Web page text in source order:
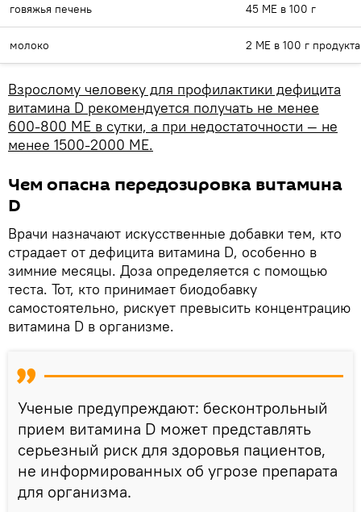
говяжья печень 45 МЕ в 100 г
молоко 2 МЕ в 100 г продукта
Взрослому человеку для профилактики дефицита
витамина D рекомендуется получать не менее
600-800 МЕ в сутки, а при недостаточности — не
менее 1500-2000 МЕ.
Чем опасна передозировка витамина
D
Врачи назначают искусственные добавки тем, кто
страдает от дефицита витамина D, особенно в
зимние месяцы. Доза определяется с помощью
теста. Тот, кто принимает биодобавку
самостоятельно, рискует превысить концентрацию
витамина D в организме.
Ученые предупреждают: бесконтрольный
прием витамина D может представлять
серьезный риск для здоровья пациентов,
не информированных об угрозе препарата
для организма.